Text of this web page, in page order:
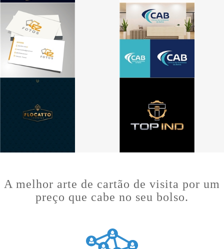
A melhor arte de cartão de visita por um
preço que cabe no seu bolso.